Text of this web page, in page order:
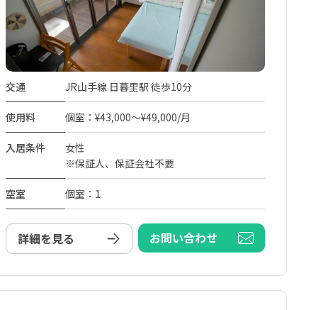
交通 JR山手線 日暮里駅 徒歩10分
使用料 個室：¥43,000～¥49,000/月
入居条件
女性
※保証人、保証会社不要
空室 個室：1
詳細を見る お問い合わせ